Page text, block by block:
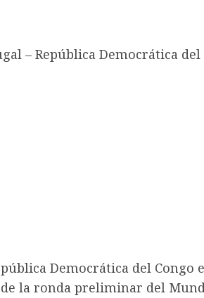
– República Democrática del
Democrática del Congo
la ronda preliminar del